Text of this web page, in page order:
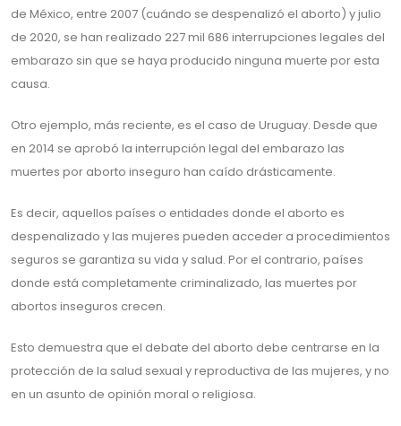
de México, entre 2007 (cuándo se despenalizó el aborto) y julio
de 2020, se han realizado 227 mil 686 interrupciones legales del
embarazo sin que se haya producido ninguna muerte por esta
causa.
Otro ejemplo, más reciente, es el caso de Uruguay. Desde que
en 2014 se aprobó la interrupción legal del embarazo las
muertes por aborto inseguro han caído drásticamente.
Es decir, aquellos países o entidades donde el aborto es
despenalizado y las mujeres pueden acceder a procedimientos
seguros se garantiza su vida y salud. Por el contrario, países
donde está completamente criminalizado, las muertes por
abortos inseguros crecen.
Esto demuestra que el debate del aborto debe centrarse en la
protección de la salud sexual y reproductiva de las mujeres, y no
en un asunto de opinión moral o religiosa.